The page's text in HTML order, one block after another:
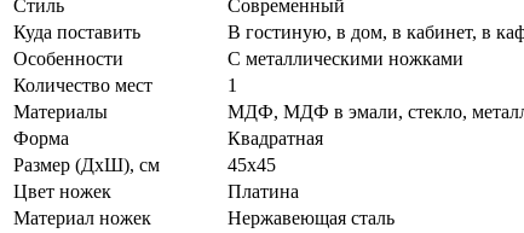
Стиль
Современный
Куда поставить
В гостиную, в дом, в кабинет, в
Особенности
С металлическими ножками
Количество мест
1
Материалы
МДФ, МДФ в эмали, стекло,
Форма
Квадратная
Размер (ДхШ), см
45х45
Цвет ножек
Платина
Материал ножек
Нержавеющая сталь